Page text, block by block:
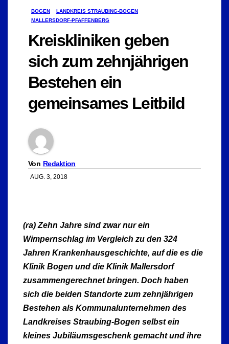
BOGEN
LANDKREIS STRAUBING-BOGEN
MALLERSDORF-PFAFFENBERG
Kreiskliniken geben
sich zum zehnjährigen
Bestehen ein
gemeinsames Leitbild
Von Redaktion
AUG. 3, 2018
(ra) Zehn Jahre sind zwar nur ein
Wimpernschlag im Vergleich zu den 324
Jahren Krankenhausgeschichte, auf die es die
Klinik Bogen und die Klinik Mallersdorf
zusammengerechnet bringen. Doch haben
sich die beiden Standorte zum zehnjährigen
Bestehen als Kommunalunternehmen des
Landkreises Straubing-Bogen selbst ein
kleines Jubiläumsgeschenk gemacht und ihre